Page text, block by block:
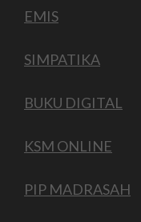
EMIS
SIMPATIKA
BUKU DIGITAL
KSM ONLINE
PIP MADRASAH